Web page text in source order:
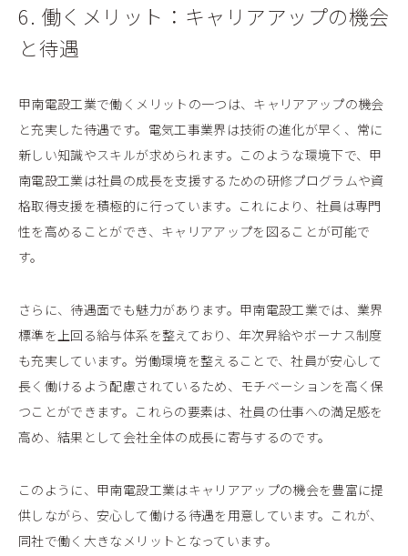
6. 働くメリット：キャリアアップの機会
と待遇
甲南電設工業で働くメリットの一つは、キャリアアップの機会
と充実した待遇です。電気工事業界は技術の進化が早く、常に
新しい知識やスキルが求められます。このような環境下で、甲
南電設工業は社員の成長を支援するための研修プログラムや資
格取得支援を積極的に行っています。これにより、社員は専門
性を高めることができ、キャリアアップを図ることが可能で
す。
さらに、待遇面でも魅力があります。甲南電設工業では、業界
標準を上回る給与体系を整えており、年次昇給やボーナス制度
も充実しています。労働環境を整えることで、社員が安心して
長く働けるよう配慮されているため、モチベーションを高く保
つことができます。これらの要素は、社員の仕事への満足感を
高め、結果として会社全体の成長に寄与するのです。
このように、甲南電設工業はキャリアアップの機会を豊富に提
供しながら、安心して働ける待遇を用意しています。これが、
同社で働く大きなメリットとなっています。